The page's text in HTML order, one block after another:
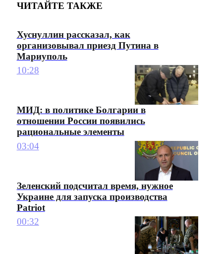
ЧИТАЙТЕ ТАКЖЕ
Хуснуллин рассказал, как
организовывал приезд Путина в
Мариуполь
10:28
МИД: в политике Болгарии в
отношении России появились
рациональные элементы
03:04
Зеленский подсчитал время, нужное
Украине для запуска производства
Patriot
00:32